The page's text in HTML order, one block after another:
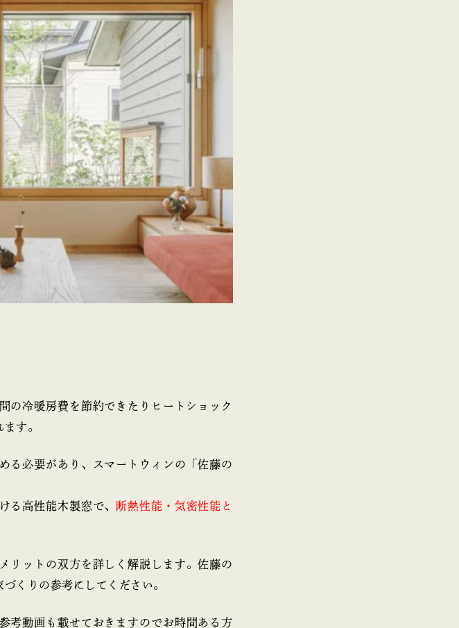
の冷暖房費を節約できたりヒートショック
す。
る必要があり、スマートウィンの「佐藤の
る高性能木製窓で、
断熱性能・気密性能と
リットの双方を詳しく解説します。佐藤の
くりの参考にしてください。
考動画も載せておきますのでお時間ある方